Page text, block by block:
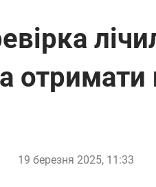
19 березня 2025, 11:33